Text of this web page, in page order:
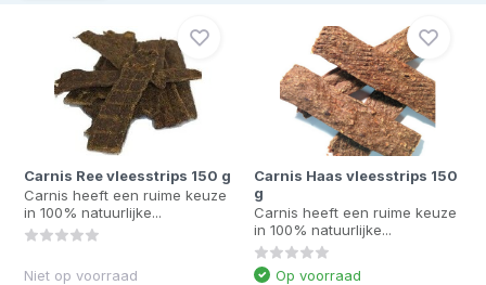
Carnis Ree vleesstrips 150 g
Carnis heeft een ruime keuze
in 100% natuurlijke...
Niet op voorraad
Carnis Haas vleesstrips 150
g
Carnis heeft een ruime keuze
in 100% natuurlijke...
Op voorraad